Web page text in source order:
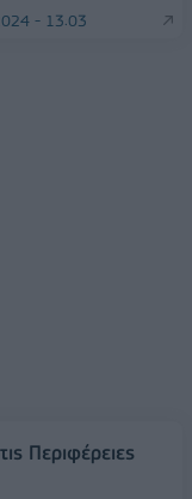
- 13:03
Περιφέρειες